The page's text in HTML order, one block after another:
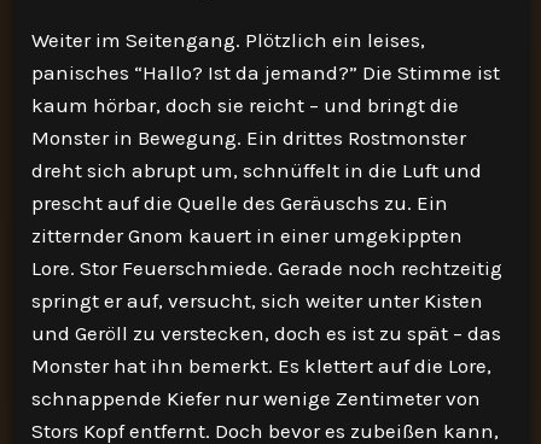
Weiter im Seitengang. Plötzlich ein leises,
panisches “Hallo? Ist da jemand?” Die Stimme ist
kaum hörbar, doch sie reicht – und bringt die
Monster in Bewegung. Ein drittes Rostmonster
dreht sich abrupt um, schnüffelt in die Luft und
prescht auf die Quelle des Geräuschs zu. Ein
zitternder Gnom kauert in einer umgekippten
Lore. Stor Feuerschmiede. Gerade noch rechtzeitig
springt er auf, versucht, sich weiter unter Kisten
und Geröll zu verstecken, doch es ist zu spät – das
Monster hat ihn bemerkt. Es klettert auf die Lore,
schnappende Kiefer nur wenige Zentimeter von
Stors Kopf entfernt. Doch bevor es zubeißen kann,